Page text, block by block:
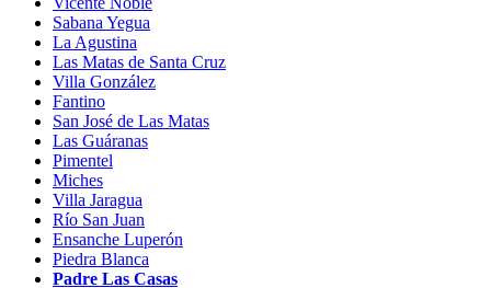
Sabana Yegua
La Agustina
Las Matas de Santa Cruz
Villa González
Fantino
San José de Las Matas
Las Guáranas
Pimentel
Miches
Villa Jaragua
Río San Juan
Ensanche Luperón
Piedra Blanca
Padre Las Casas